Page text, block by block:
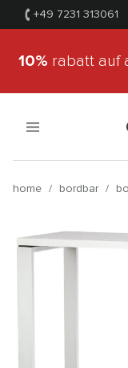
+49 7231 313061
10% rabatt auf
home / bordbar /